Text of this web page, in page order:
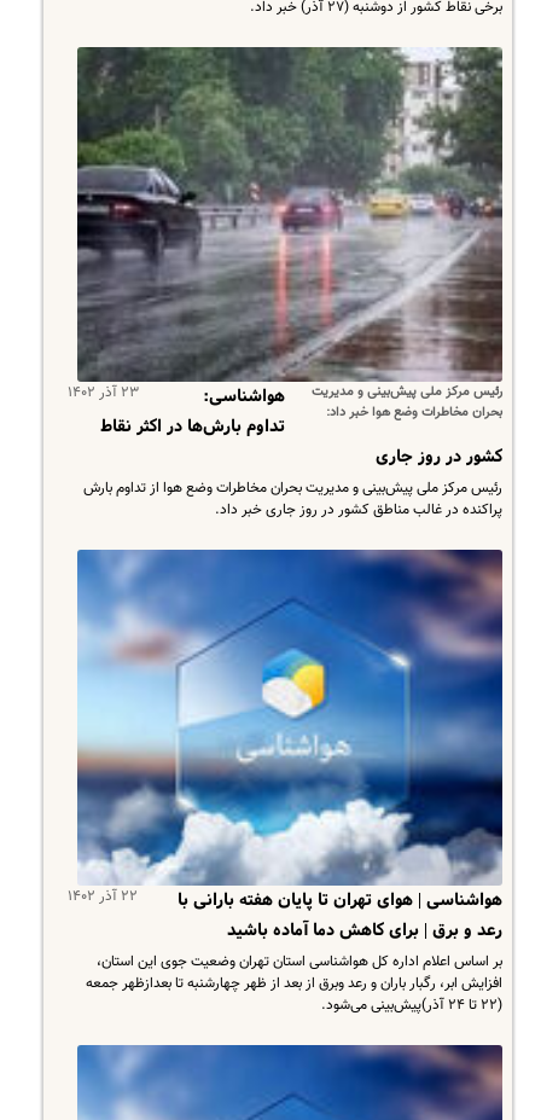
برخی نقاط کشور از دوشنبه (۲۷ آذر) خبر داد.
رئیس مرکز ملی پیش‌بینی و مدیریت
بحران مخاطرات وضع هوا خبر داد:
۲۳ آذر ۱۴۰۲
هواشناسی:
تداوم بارش‌ها در اکثر نقاط
کشور در روز جاری
رئیس مرکز ملی پیش‌بینی و مدیریت بحران مخاطرات وضع هوا از تداوم بارش
پراکنده در غالب مناطق کشور در روز جاری خبر داد.
۲۲ آذر ۱۴۰۲
هواشناسی | هوای تهران تا پایان هفته بارانی با
رعد و برق | برای کاهش دما آماده باشید
بر اساس اعلام اداره کل هواشناسی استان تهران وضعیت جوی این استان،
افزایش ابر، رگبار باران و رعد وبرق از بعد از ظهر چهارشنبه تا بعدازظهر جمعه
(۲۲ تا ۲۴ آذر)پیش‌بینی می‌شود.